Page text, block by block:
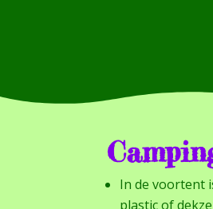
In de voortent
plastic of